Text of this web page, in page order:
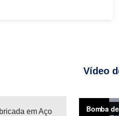
em Aço
Vídeo